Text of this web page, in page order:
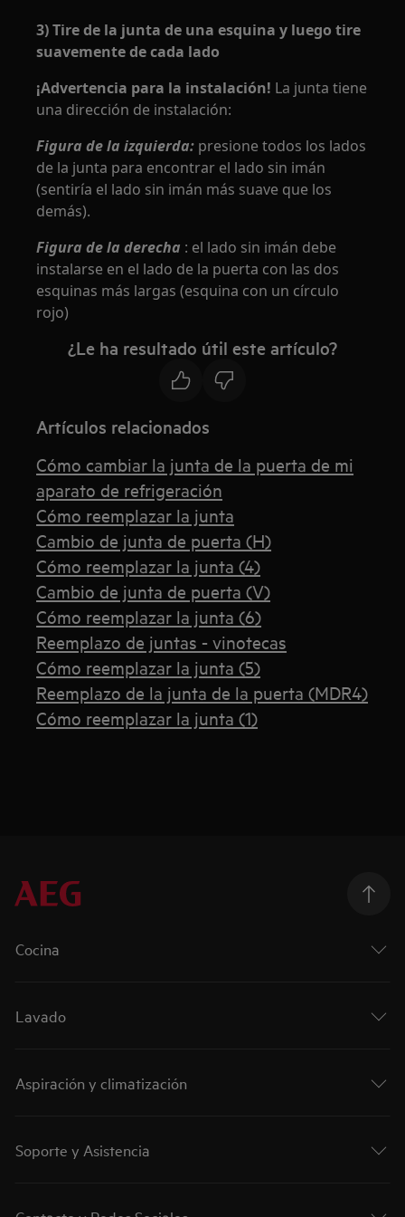
3) Tire de la junta de una esquina y luego tire
suavemente de cada lado
¡Advertencia para la instalación! La junta tiene
una dirección de instalación:
Figura de la izquierda: presione todos los lados
de la junta para encontrar el lado sin imán
(sentiría el lado sin imán más suave que los
demás).
Figura de la derecha : el lado sin imán debe
instalarse en el lado de la puerta con las dos
esquinas más largas (esquina con un círculo
rojo)
¿Le ha resultado útil este artículo?
Artículos relacionados
Cómo cambiar la junta de la puerta de mi
aparato de refrigeración
Cómo reemplazar la junta
Cambio de junta de puerta (H)
Cómo reemplazar la junta (4)
Cambio de junta de puerta (V)
Cómo reemplazar la junta (6)
Reemplazo de juntas - vinotecas
Cómo reemplazar la junta (5)
Reemplazo de la junta de la puerta (MDR4)
Cómo reemplazar la junta (1)
Cocina
Lavado
Aspiración y climatización
Soporte y Asistencia